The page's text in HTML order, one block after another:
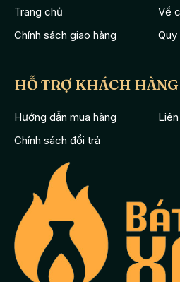
Trang chủ
Về
Chính sách giao hàng
HỖ TRỢ KHÁCH HÀNG
Hướng dẫn mua hàng
Chính sách đổi trả